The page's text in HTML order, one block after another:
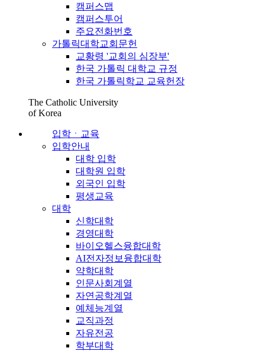
캠퍼스맵
캠퍼스투어
주요전화번호
가톨릭대학교회문헌
교황령 '교회의 심장부'
한국 가톨릭 대학교 규정
한국 가톨릭학교 교육헌장
The Catholic University
of Korea
입학ㆍ교육
입학안내
대학 입학
대학원 입학
외국인 입학
평생교육
대학
신학대학
경영대학
바이오헬스융합대학
AI전자정보융합대학
약학대학
인문사회계열
자연공학계열
예체능계열
교직과정
자유전공
학부대학